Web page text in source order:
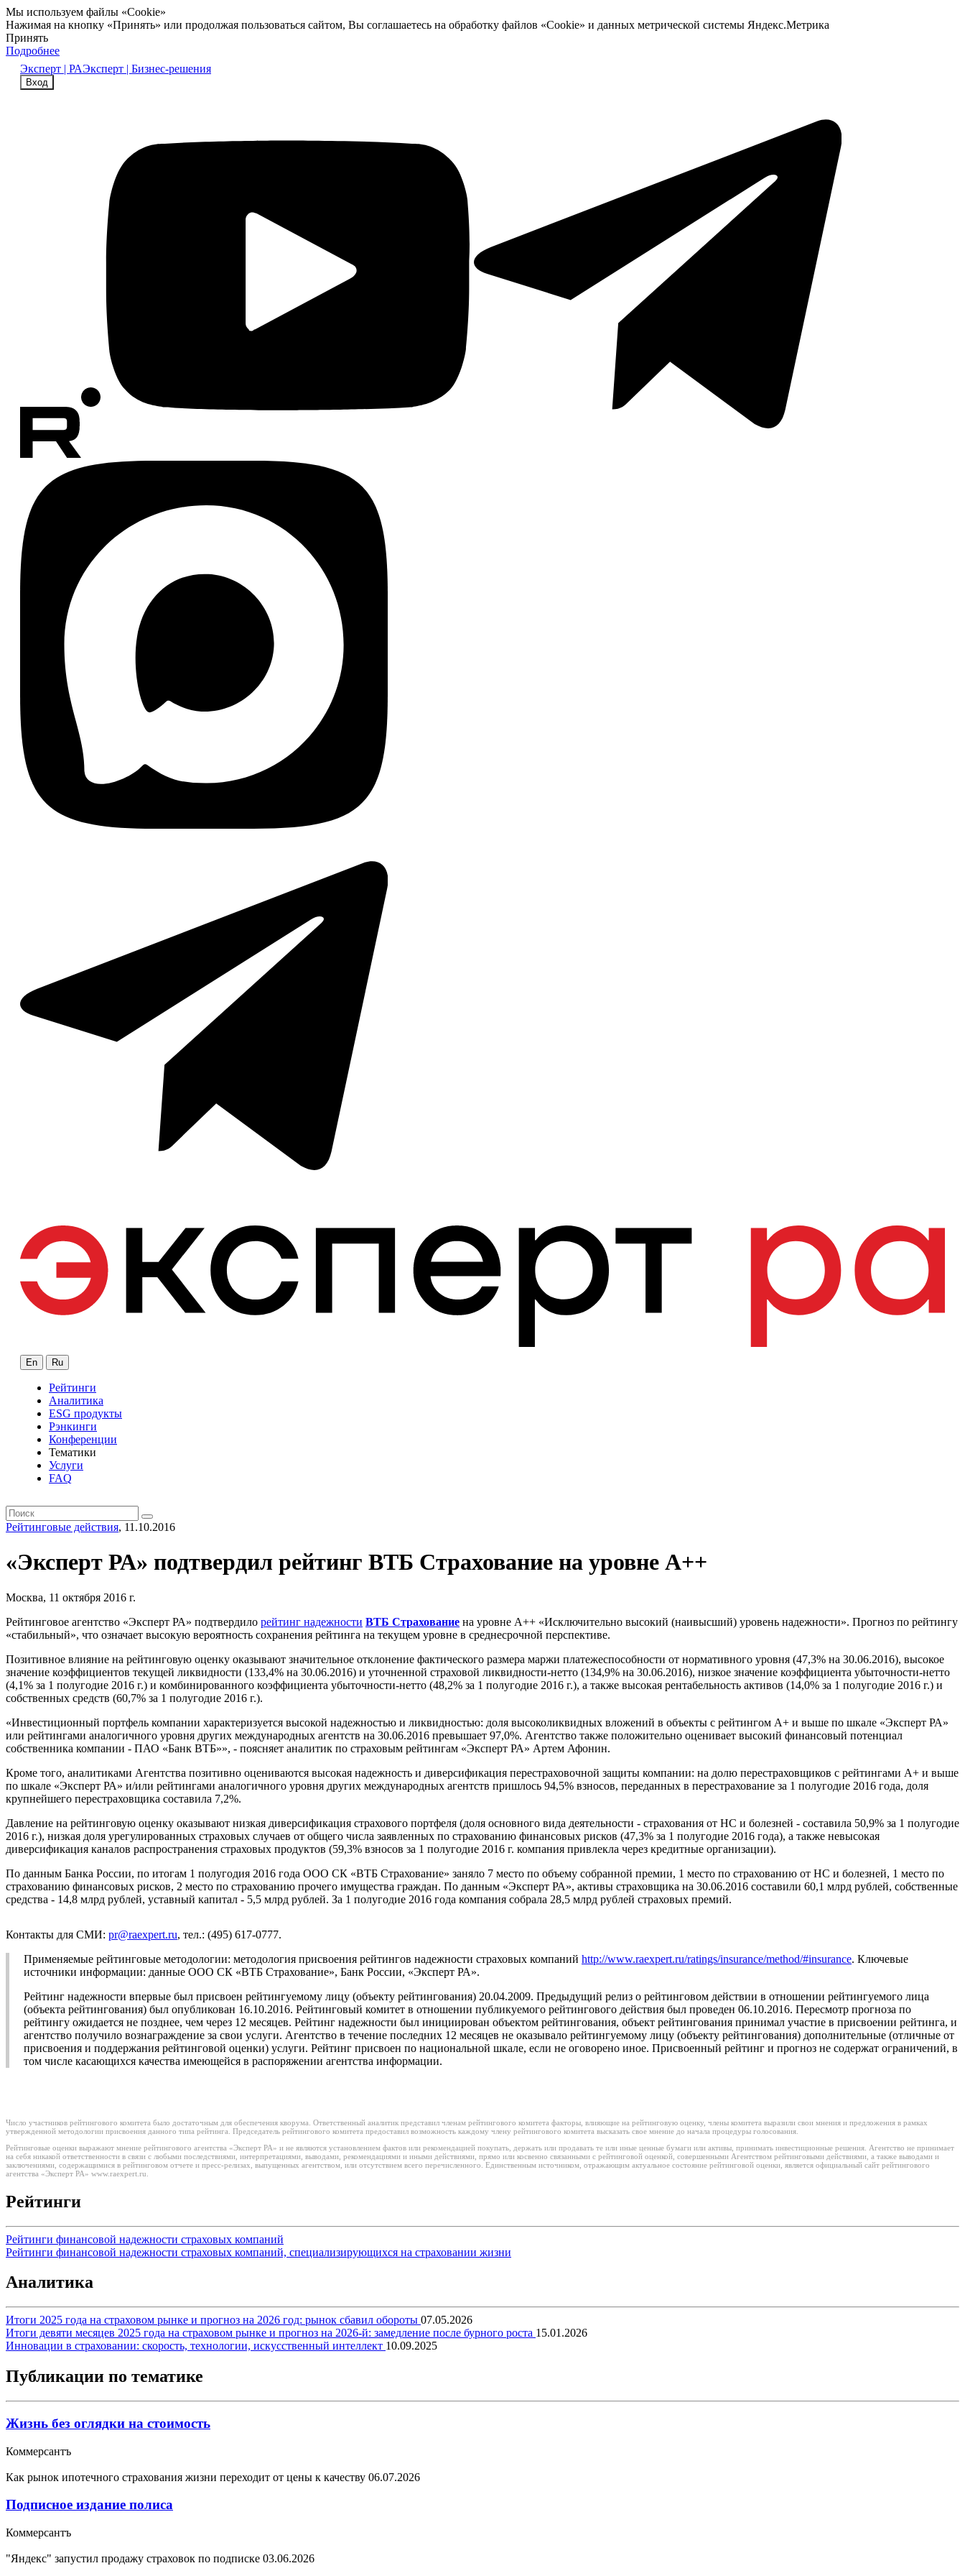
Мы используем файлы «Cookie»
Нажимая на кнопку «Принять» или продолжая пользоваться сайтом, Вы соглашаетесь на обработку файлов «Cookie» и данных метрической системы Яндекс.Метрика
Принять
Подробнее
Эксперт | РАЭксперт | Бизнес-решения
Вход
En Ru
Рейтинги
Аналитика
ESG продукты
Рэнкинги
Конференции
Тематики
Услуги
FAQ
Рейтинговые действия, 11.10.2016
«Эксперт РА» подтвердил рейтинг ВТБ Страхование на уровне А++
Москва, 11 октября 2016 г.
Рейтинговое агентство «Эксперт РА» подтвердило рейтинг надежности ВТБ Страхование на уровне А++ «Исключительно высокий (наивысший) уровень надежности». Прогноз по рейтингу
«стабильный», что означает высокую вероятность сохранения рейтинга на текущем уровне в среднесрочной перспективе.
Позитивное влияние на рейтинговую оценку оказывают значительное отклонение фактического размера маржи платежеспособности от нормативного уровня (47,3% на 30.06.2016), высокое
значение коэффициентов текущей ликвидности (133,4% на 30.06.2016) и уточненной страховой ликвидности-нетто (134,9% на 30.06.2016), низкое значение коэффициента убыточности-нетто
(4,1% за 1 полугодие 2016 г.) и комбинированного коэффициента убыточности-нетто (48,2% за 1 полугодие 2016 г.), а также высокая рентабельность активов (14,0% за 1 полугодие 2016 г.) и
собственных средств (60,7% за 1 полугодие 2016 г.).
«Инвестиционный портфель компании характеризуется высокой надежностью и ликвидностью: доля высоколиквидных вложений в объекты с рейтингом A+ и выше по шкале «Эксперт РА»
или рейтингами аналогичного уровня других международных агентств на 30.06.2016 превышает 97,0%. Агентство также положительно оценивает высокий финансовый потенциал
собственника компании - ПАО «Банк ВТБ»», - поясняет аналитик по страховым рейтингам «Эксперт РА» Артем Афонин.
Кроме того, аналитиками Агентства позитивно оцениваются высокая надежность и диверсификация перестраховочной защиты компании: на долю перестраховщиков с рейтингами А+ и выше
по шкале «Эксперт РА» и/или рейтингами аналогичного уровня других международных агентств пришлось 94,5% взносов, переданных в перестрахование за 1 полугодие 2016 года, доля
крупнейшего перестраховщика составила 7,2%.
Давление на рейтинговую оценку оказывают низкая диверсификация страхового портфеля (доля основного вида деятельности - страхования от НС и болезней - составила 50,9% за 1 полугодие
2016 г.), низкая доля урегулированных страховых случаев от общего числа заявленных по страхованию финансовых рисков (47,3% за 1 полугодие 2016 года), а также невысокая
диверсификация каналов распространения страховых продуктов (59,3% взносов за 1 полугодие 2016 г. компания привлекла через кредитные организации).
По данным Банка России, по итогам 1 полугодия 2016 года ООО СК «ВТБ Страхование» заняло 7 место по объему собранной премии, 1 место по страхованию от НС и болезней, 1 место по
страхованию финансовых рисков, 2 место по страхованию прочего имущества граждан. По данным «Эксперт РА», активы страховщика на 30.06.2016 составили 60,1 млрд рублей, собственные
средства - 14,8 млрд рублей, уставный капитал - 5,5 млрд рублей. За 1 полугодие 2016 года компания собрала 28,5 млрд рублей страховых премий.
Контакты для СМИ: pr@raexpert.ru, тел.: (495) 617-0777.
Применяемые рейтинговые методологии: методология присвоения рейтингов надежности страховых компаний http://www.raexpert.ru/ratings/insurance/method/#insurance. Ключевые
источники информации: данные ООО СК «ВТБ Страхование», Банк России, «Эксперт РА».
Рейтинг надежности впервые был присвоен рейтингуемому лицу (объекту рейтингования) 20.04.2009. Предыдущий релиз о рейтинговом действии в отношении рейтингуемого лица
(объекта рейтингования) был опубликован 16.10.2016. Рейтинговый комитет в отношении публикуемого рейтингового действия был проведен 06.10.2016. Пересмотр прогноза по
рейтингу ожидается не позднее, чем через 12 месяцев. Рейтинг надежности был инициирован объектом рейтингования, объект рейтингования принимал участие в присвоении рейтинга, и
агентство получило вознаграждение за свои услуги. Агентство в течение последних 12 месяцев не оказывало рейтингуемому лицу (объекту рейтингования) дополнительные (отличные от
присвоения и поддержания рейтинговой оценки) услуги. Рейтинг присвоен по национальной шкале, если не оговорено иное. Присвоенный рейтинг и прогноз не содержат ограничений, в
том числе касающихся качества имеющейся в распоряжении агентства информации.
Число участников рейтингового комитета было достаточным для обеспечения кворума. Ответственный аналитик представил членам рейтингового комитета факторы, влияющие на рейтинговую оценку, члены комитета выразили свои мнения и предложения в рамках
утвержденной методологии присвоения данного типа рейтинга. Председатель рейтингового комитета предоставил возможность каждому члену рейтингового комитета высказать свое мнение до начала процедуры голосования.
Рейтинговые оценки выражают мнение рейтингового агентства «Эксперт РА» и не являются установлением фактов или рекомендацией покупать, держать или продавать те или иные ценные бумаги или активы, принимать инвестиционные решения. Агентство не принимает
на себя никакой ответственности в связи с любыми последствиями, интерпретациями, выводами, рекомендациями и иными действиями, прямо или косвенно связанными с рейтинговой оценкой, совершенными Агентством рейтинговыми действиями, а также выводами и
заключениями, содержащимися в рейтинговом отчете и пресс-релизах, выпущенных агентством, или отсутствием всего перечисленного. Единственным источником, отражающим актуальное состояние рейтинговой оценки, является официальный сайт рейтингового
агентства «Эксперт РА» www.raexpert.ru.
Рейтинги
Рейтинги финансовой надежности страховых компаний
Рейтинги финансовой надежности страховых компаний, специализирующихся на страховании жизни
Аналитика
Итоги 2025 года на страховом рынке и прогноз на 2026 год: рынок сбавил обороты 07.05.2026
Итоги девяти месяцев 2025 года на страховом рынке и прогноз на 2026-й: замедление после бурного роста 15.01.2026
Инновации в страховании: скорость, технологии, искусственный интеллект 10.09.2025
Публикации по тематике
Жизнь без оглядки на стоимость
Коммерсантъ
Как рынок ипотечного страхования жизни переходит от цены к качеству 06.07.2026
Подписное издание полиса
Коммерсантъ
"Яндекс" запустил продажу страховок по подписке 03.06.2026